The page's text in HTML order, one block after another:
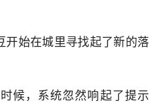
开始在城里寻找起了新的落
候，系统忽然响起了提示